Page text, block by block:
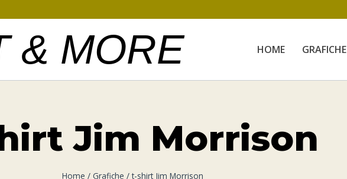
& MORE HOME GRAFICHE
Jim Morrison
Home / Grafiche / t-shirt Jim Morrison